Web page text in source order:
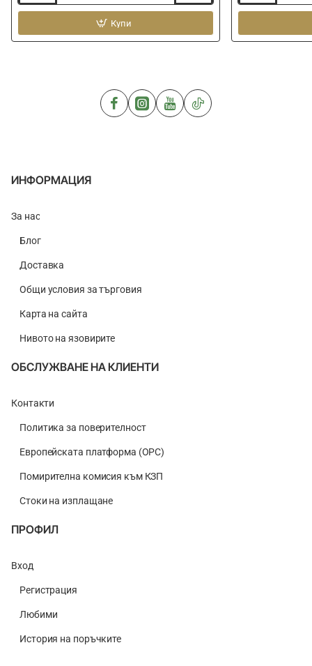
CHAMPION
Feeder
Купи
CHAMPION
Feeder
ИНФОРМАЦИЯ
За нас
Блог
Доставка
Общи условия за търговия
Карта на сайта
Нивото на язовирите
ОБСЛУЖВАНЕ НА КЛИЕНТИ
Контакти
Политика за поверителност
Европейската платформа (ОРС)
Помирителна комисия към КЗП
Стоки на изплащане
ПРОФИЛ
Вход
Регистрация
Любими
История на поръчките